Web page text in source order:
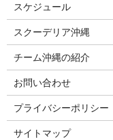
スケジュール
スクーデリア沖縄
チーム沖縄の紹介
お問い合わせ
プライバシーポリシー
サイトマップ